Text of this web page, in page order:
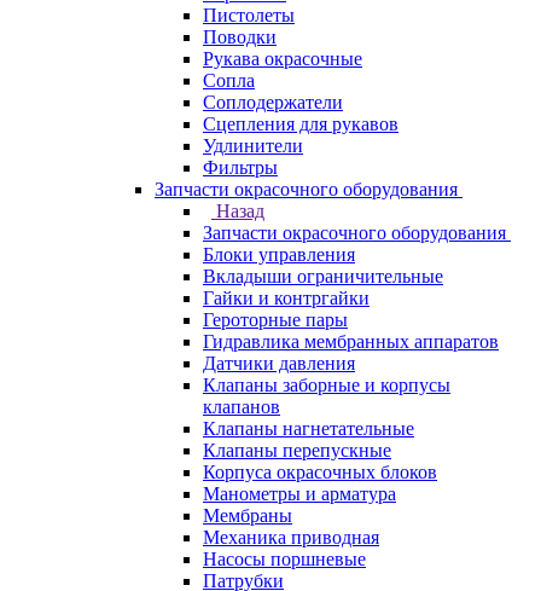
Пистолеты
Поводки
Рукава окрасочные
Сопла
Соплодержатели
Сцепления для рукавов
Удлинители
Фильтры
Запчасти окрасочного оборудования
Назад
Запчасти окрасочного оборудования
Блоки управления
Вкладыши ограничительные
Гайки и контргайки
Героторные пары
Гидравлика мембранных аппаратов
Датчики давления
Клапаны заборные и корпусы
клапанов
Клапаны нагнетательные
Клапаны перепускные
Корпуса окрасочных блоков
Манометры и арматура
Мембраны
Механика приводная
Насосы поршневые
Патрубки